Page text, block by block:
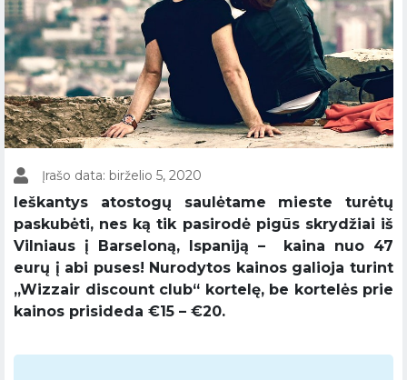
Įrašo data: birželio 5, 2020
Ieškantys atostogų saulėtame mieste turėtų
paskubėti, nes ką tik pasirodė pigūs skrydžiai iš
Vilniaus į Barseloną, Ispaniją – kaina nuo 47
eurų į abi puses! Nurodytos kainos galioja turint
,,Wizzair discount club“ kortelę, be kortelės prie
kainos prisideda €15 – €20.